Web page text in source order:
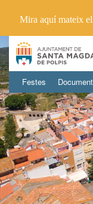
Festes
Mira aquí mateix